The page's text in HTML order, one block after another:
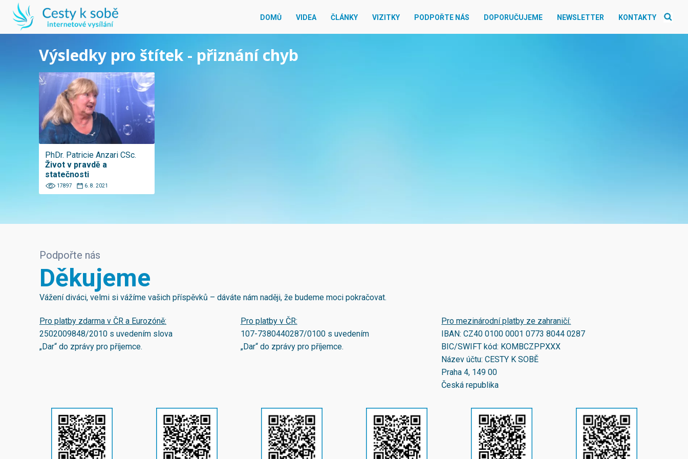
DOMŮ VIDEA ČLÁNKY VIZITKY PODPOŘTE NÁS DOPORUČUJEME NEWSLETTER KONTAKTY
Výsledky pro štítek - přiznání chyb
PhDr. Patricie Anzari CSc.
Život v pravdě a
statečnosti
17897 6. 8. 2021
Podpořte nás
Děkujeme
Vážení diváci, velmi si vážíme vašich příspěvků – dáváte nám naději, že budeme moci pokračovat.
Pro platby zdarma v ČR a Eurozóně:
2502009848/2010 s uvedením slova
„Dar“ do zprávy pro příjemce.
Pro platby v ČR:
107-7380440287/0100s uvedením
„Dar“ do zprávy pro příjemce.
Pro mezinárodní platby ze zahraničí:
IBAN:CZ40 0100 0001 0773 8044 0287
BIC/SWIFT kód: KOMBCZPPXXX
Název účtu: CESTY K SOBĚ
Praha 4, 149 00
Česká republika